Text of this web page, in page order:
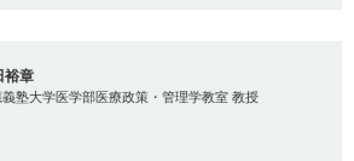
裕章
義塾大学医学部医療政策・管理学教室 教授